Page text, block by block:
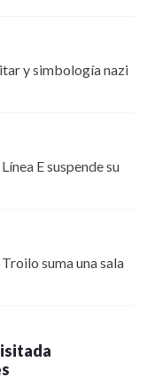
y simbología nazi
E suspende su
suma una sala